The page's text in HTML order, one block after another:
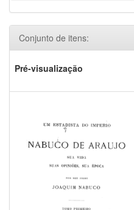
Conjunto de itens:
Pré-visualização